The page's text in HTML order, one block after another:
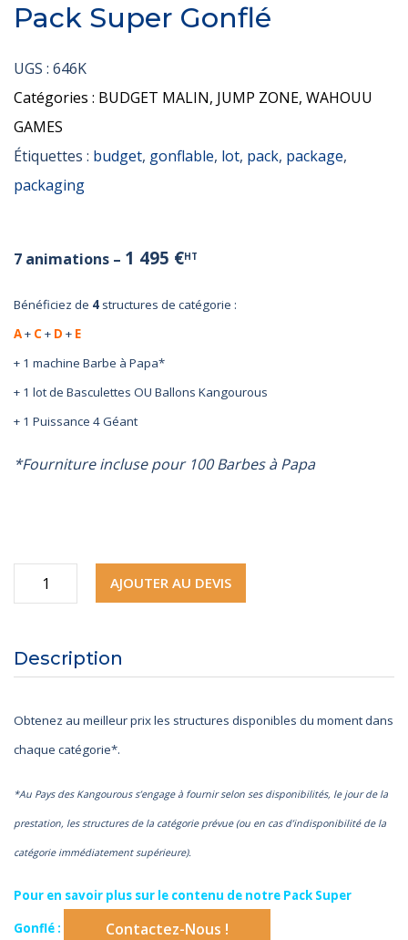
Pack Super Gonflé
UGS : 646K
Catégories : BUDGET MALIN, JUMP ZONE, WAHOUU
GAMES
Étiquettes : budget, gonflable, lot, pack, package,
packaging
7 animations – 1 495 €HT
Bénéficiez de 4 structures de catégorie :
A+ C+ D + E
+ 1 machine Barbe à Papa*
+ 1 lot de Basculettes OU Ballons Kangourous
+ 1 Puissance 4 Géant
*Fourniture incluse pour 100 Barbes à Papa
quantité
de
Super
AJOUTER AU DEVIS
Description
Obtenez au meilleur prix les structures disponibles du moment dans
chaque catégorie*.
*Au Pays des Kangourous s’engage à fournirselon ses disponibilités, le jour de la
prestation, les structures de la catégorie prévue (ou en cas d’indisponibilité de la
catégorie immédiatement supérieure).
Pour en savoir plus sur le contenu de notre Pack Super
Gonflé :
Contactez-Nous !